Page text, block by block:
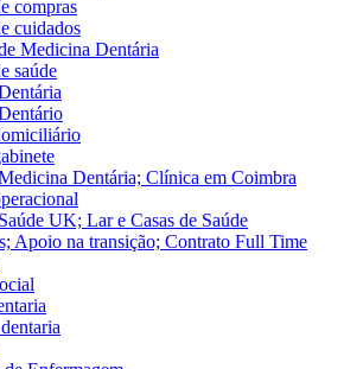
compras
cuidados
Medicina Dentária
saúde
Dentária; Clínica em Coimbra
UK; Lar e Casas de Saúde
Apoio na transição; Contrato Full Time